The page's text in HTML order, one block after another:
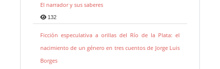
El narrador y sus saberes
132
Ficción especulativa a orillas del Río de la Plata: el
nacimiento de un género en tres cuentos de Jorge Luis
Borges